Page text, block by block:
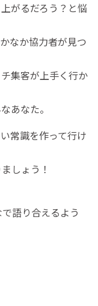
がるだろう？と悩
なか協力者が見つ
集客が上手く行か
あなた。
常識を作って行け
しょう！
語り合えるよう